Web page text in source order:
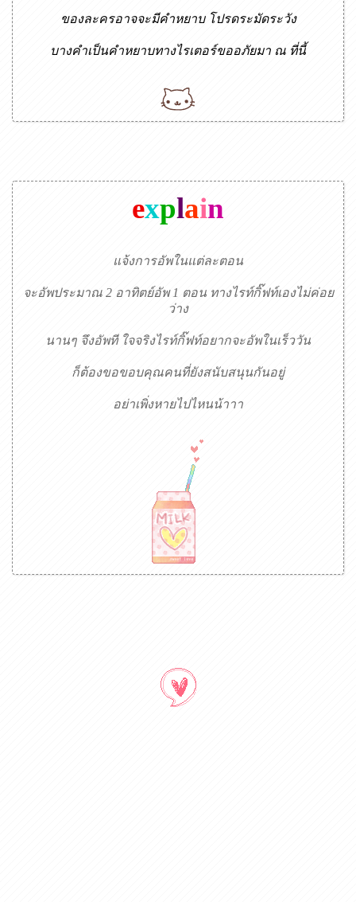
ของละครอาจจะมีคำหยาบ โปรดระมัดระวัง
บางคำเป็นคำหยาบทางไรเตอร์ขออภัยมา ณ ที่นี้
explain
แจ้งการอัพในแต่ละตอน
จะอัพประมาณ 2 อาทิตย์อัพ 1 ตอน ทางไรท์กิ๊ฟท์เองไม่ค่อย
ว่าง
นานๆ จึงอัพที ใจจริงไรท์กิ๊ฟท์อยากจะอัพในเร็ววัน
ก็ต้องขอขอบคุณคนที่ยังสนับสนุนกันอยู่
อย่าเพิ่งหายไปไหนน้าาา